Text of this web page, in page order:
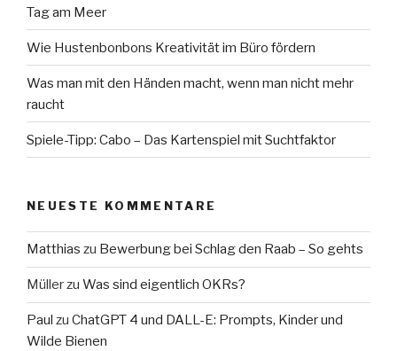
Tag am Meer
Wie Hustenbonbons Kreativität im Büro fördern
Was man mit den Händen macht, wenn man nicht mehr
raucht
Spiele-Tipp: Cabo – Das Kartenspiel mit Suchtfaktor
NEUESTE KOMMENTARE
Matthias zu Bewerbung bei Schlag den Raab – So gehts
Müllerzu Was sind eigentlich OKRs?
Paul zu ChatGPT 4 und DALL-E: Prompts, Kinder und
Wilde Bienen